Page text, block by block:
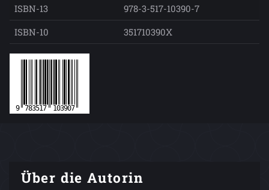
ISBN-13
978-3-517-10390-7
ISBN-10
351710390X
Über die Autorin